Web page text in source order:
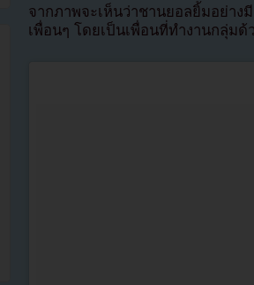
จากภาพจะเห็นว่าชานยอลยิ้มอย่า
เพื่อนๆ โดยเป็นเพื่อนที่ทำงานกลุ่มด้